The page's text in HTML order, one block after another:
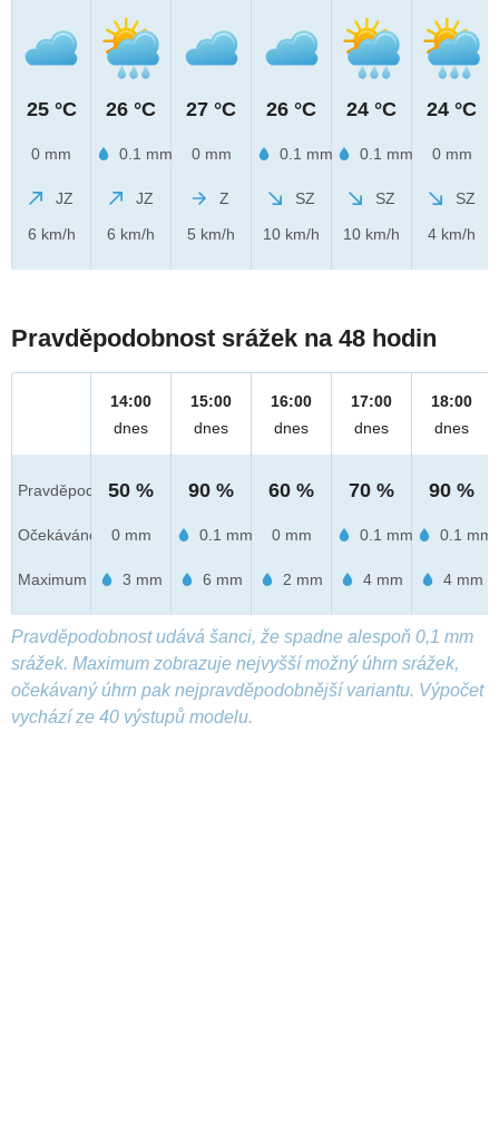
25 °C
0 mm
JZ
6 km/h
26 °C
0.1 mm
JZ
6 km/h
27 °C
0 mm
Z
5 km/h
26 °C
0.1 mm
SZ
10 km/h
24 °C
0.1 mm
SZ
10 km/h
24 °C
0 mm
SZ
4 km/h
Pravděpodobnost srážek na 48 hodin
Pravděpod.
Očekáváno
Maximum
14:00
dnes
50 %
0 mm
3 mm
15:00
dnes
90 %
0.1 mm
6 mm
16:00
dnes
60 %
0 mm
2 mm
17:00
dnes
70 %
0.1 mm
4 mm
18:00
dnes
90 %
0.1 mm
4 mm
Pravděpodobnost udává šanci, že spadne alespoň 0,1 mm
srážek. Maximum zobrazuje nejvyšší možný úhrn srážek,
očekávaný úhrn pak nejpravděpodobnější variantu. Výpočet
vychází ze 40 výstupů modelu.